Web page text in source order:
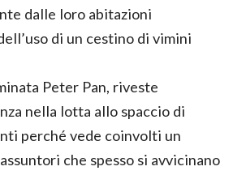
dalle loro abitazioni
di un cestino di vimini
Peter Pan, riveste
nella lotta allo spaccio di
perché vede coinvolti un
che spesso si avvicinano